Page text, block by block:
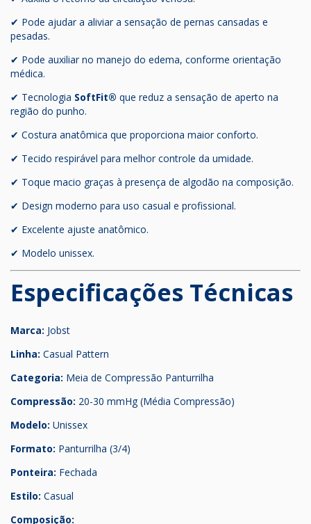
✔ Pode ajudar a aliviar a sensação de pernas cansadas e
pesadas.
✔ Pode auxiliar no manejo do edema, conforme orientação
médica.
✔ Tecnologia SoftFit® que reduz a sensação de aperto na
região do punho.
✔ Costura anatômica que proporciona maior conforto.
✔ Tecido respirável para melhor controle da umidade.
✔ Toque macio graças à presença de algodão na composição.
✔ Design moderno para uso casual e profissional.
✔ Excelente ajuste anatômico.
✔ Modelo unissex.
Especificações Técnicas
Marca: Jobst
Linha: Casual Pattern
Categoria: Meia de Compressão Panturrilha
Compressão: 20-30 mmHg (Média Compressão)
Modelo: Unissex
Formato: Panturrilha (3/4)
Ponteira: Fechada
Estilo: Casual
Composição: